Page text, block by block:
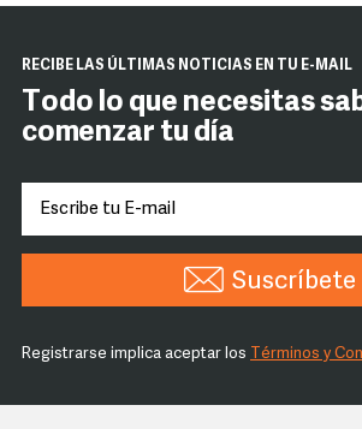
RECIBE LAS ÚLTIMAS NOTICIAS EN TU E-MAIL
Todo lo que necesitas
comenzar tu día
Suscríbete
Registrarse implica aceptar los Términos y